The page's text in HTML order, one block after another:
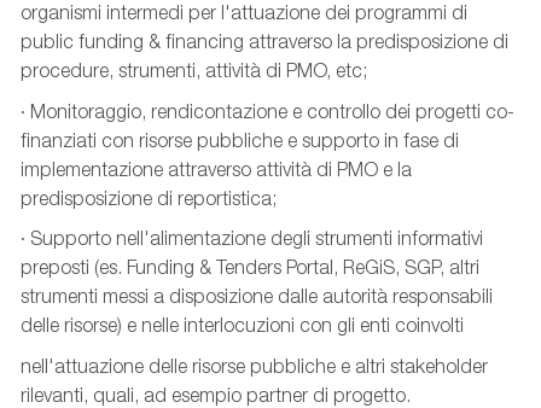
organismi intermedi per l'attuazione dei programmi di
public funding & financing attraverso la predisposizione di
procedure, strumenti, attività di PMO, etc;
· Monitoraggio, rendicontazione e controllo dei progetti co-
finanziati con risorse pubbliche e supporto in fase di
implementazione attraverso attività di PMO e la
predisposizione di reportistica;
· Supporto nell'alimentazione degli strumenti informativi
preposti (es. Funding & Tenders Portal, ReGiS, SGP, altri
strumenti messi a disposizione dalle autorità responsabili
delle risorse) e nelle interlocuzioni con gli enti coinvolti
nell'attuazione delle risorse pubbliche e altri stakeholder
rilevanti, quali, ad esempio partner di progetto.